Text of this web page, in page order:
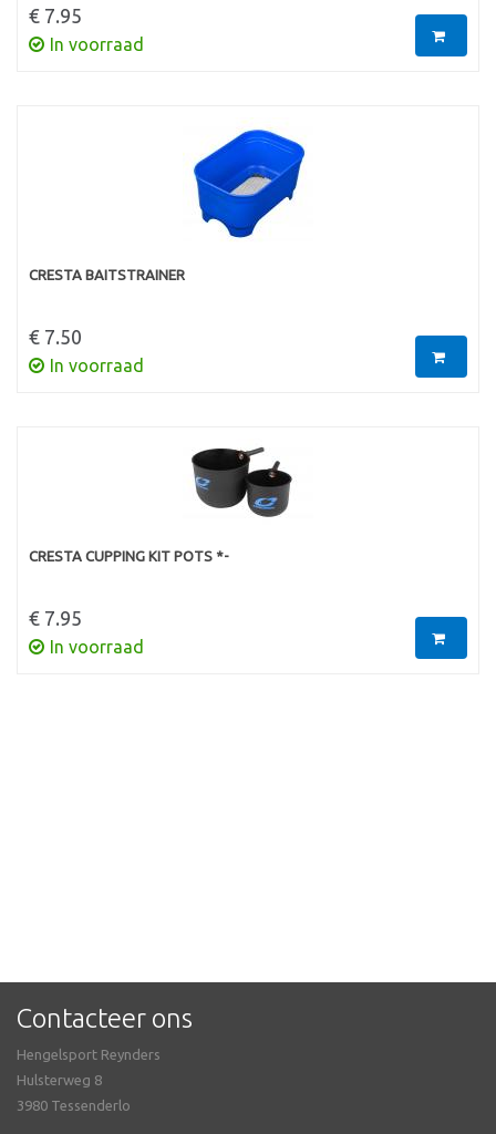
€ 7.95
In voorraad
CRESTA BAITSTRAINER
€ 7.50
In voorraad
CRESTA CUPPING KIT POTS *-
€ 7.95
In voorraad
Contacteer ons
Hengelsport Reynders
Hulsterweg 8
3980 Tessenderlo